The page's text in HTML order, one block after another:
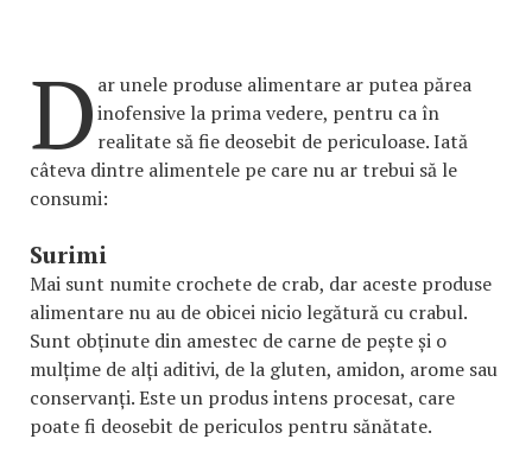
D ar unele produse alimentare ar putea părea
inofensive la prima vedere, pentru ca în
realitate să fie deosebit de periculoase. Iată
câteva dintre alimentele pe care nu ar trebui să le
consumi:
Surimi
Mai sunt numite crochete de crab, dar aceste produse
alimentare nu au de obicei nicio legătură cu crabul.
Sunt obținute din amestec de carne de pește și o
mulțime de alți aditivi, de la gluten, amidon, arome sau
conservanți. Este un produs intens procesat, care
poate fi deosebit de periculos pentru sănătate.